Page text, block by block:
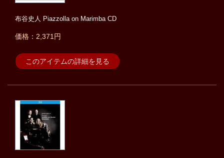
布谷史人 Piazzolla on Marimba CD
価格：2,371円
このアイテムの詳細を見る